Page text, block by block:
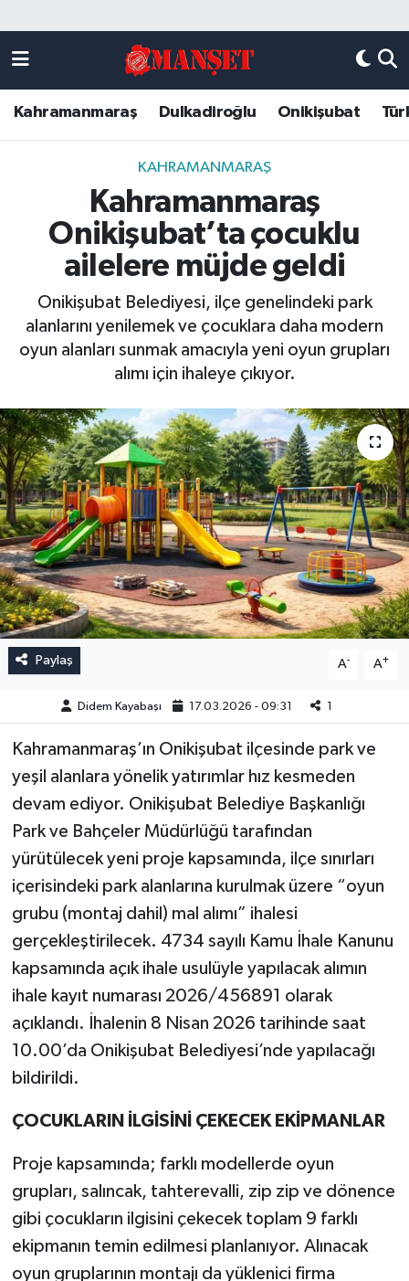
Kahramanmaraş Dulkadiroğlu Onikişubat
KAHRAMANMARAŞ
Kahramanmaraş
Onikişubat’ta çocuklu
ailelere müjde geldi
Onikişubat Belediyesi, ilçe genelindeki park
alanlarını yenilemek ve çocuklara daha modern
oyun alanları sunmak amacıyla yeni oyun grupları
alımı için ihaleye çıkıyor.
Paylaş A- A+
Didem Kayabaşı 17.03.2026 - 09:31 1
Kahramanmaraş’ın Onikişubat ilçesinde park ve
yeşil alanlara yönelik yatırımlar hız kesmeden
devam ediyor. Onikişubat Belediye Başkanlığı
Park ve Bahçeler Müdürlüğü tarafından
yürütülecek yeni proje kapsamında, ilçe sınırları
içerisindeki park alanlarına kurulmak üzere “oyun
grubu (montaj dahil) mal alımı” ihalesi
gerçekleştirilecek. 4734 sayılı Kamu İhale Kanunu
kapsamında açık ihale usulüyle yapılacak alımın
ihale kayıt numarası 2026/456891 olarak
açıklandı. İhalenin 8 Nisan 2026 tarihinde saat
10.00’da Onikişubat Belediyesi’nde yapılacağı
bildirildi.
ÇOCUKLARIN İLGİSİNİ ÇEKECEK EKİPMANLAR
Proje kapsamında; farklı modellerde oyun
grupları, salıncak, tahterevalli, zip zip ve dönence
gibi çocukların ilgisini çekecek toplam 9 farklı
ekipmanın temin edilmesi planlanıyor. Alınacak
oyun gruplarının montajı da yüklenici firma
DULKADİROĞLU
KAHRAMANMARAŞ
ONİKİŞUBAT
ÖZEL HABER
Künye
Kahramanmaraş Nöbetçi Eczaneler
Kahramanmaraş Hava Durumu
Kahramanmaraş Trafik Yoğunluk Haritası
Süper Lig Puan Durumu ve Fikstür
Tüm Manşetler
Son Dakika Haberleri
Haber Arşivi